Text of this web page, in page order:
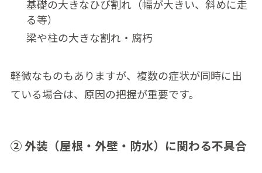
基礎の大きなひび割れ（幅が大きい、斜めに走
る等）
梁や柱の大きな割れ・腐朽
軽微なものもありますが、複数の症状が同時に出
ている場合は、原因の把握が重要です。
② 外装（屋根・外壁・防水）に関わる不具合